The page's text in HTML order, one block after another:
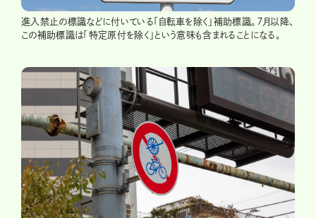
進入禁止の標識などに付いている「自転車を除く」補助標識。７月以降、
この補助標識は「特定原付を除く」という意味も含まれることになる。